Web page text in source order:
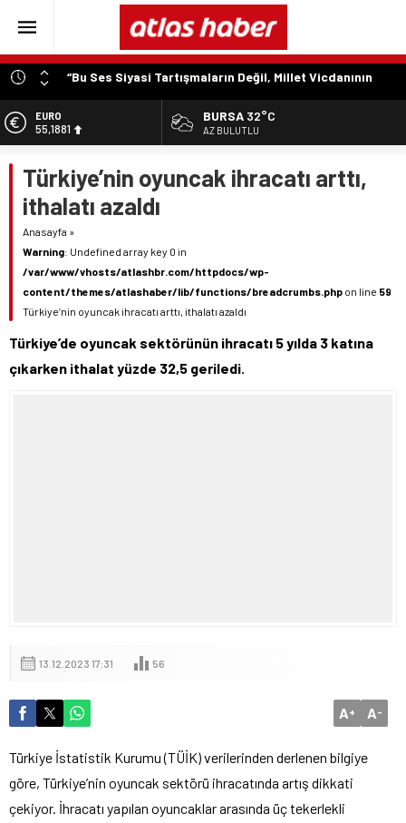
“Bu Ses Siyasi Tartışmaların Değil, Millet Vicdanının
Konusudur”
“Aynı Düzenleme Neden Emeklilere Uygulanmadı?”
Belirsizlikler Son Bulmalı”
“Engelliler Bu Ülkede Başarıyı Kimsenin Lütfuyla Değil,
EURO
55,1881
6.660,55
BİST
13.779,39
DOLAR
BURSA 32°C
AZ BULUTLU
Türkiye’nin oyuncak ihracatı arttı,
ithalatı azaldı
Anasayfa »
Warning: Undefined array key 0 in
/var/www/vhosts/atlashbr.com/httpdocs/wp-
content/themes/atlashaber/lib/functions/breadcrumbs.php on line 59
Türkiye’nin oyuncak ihracatı arttı, ithalatı azaldı
Türkiye’de oyuncak sektörünün ihracatı 5 yılda 3 katına
çıkarken ithalat yüzde 32,5 geriledi.
13.12.2023 17:31 56
A+ A-
Türkiye İstatistik Kurumu (TÜİK) verilerinden derlenen bilgiye
göre, Türkiye’nin oyuncak sektörü ihracatında artış dikkati
çekiyor. İhracatı yapılan oyuncaklar arasında üç tekerlekli